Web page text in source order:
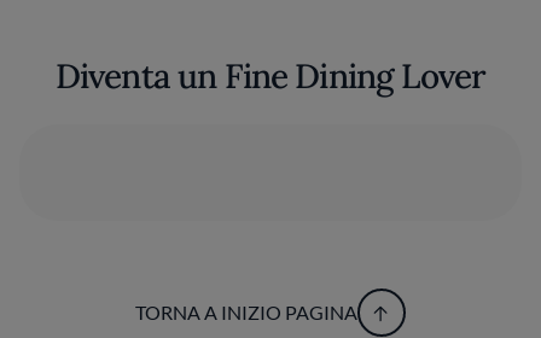
Diventa un Fine Dining Lover
TORNA A INIZIO PAGINA